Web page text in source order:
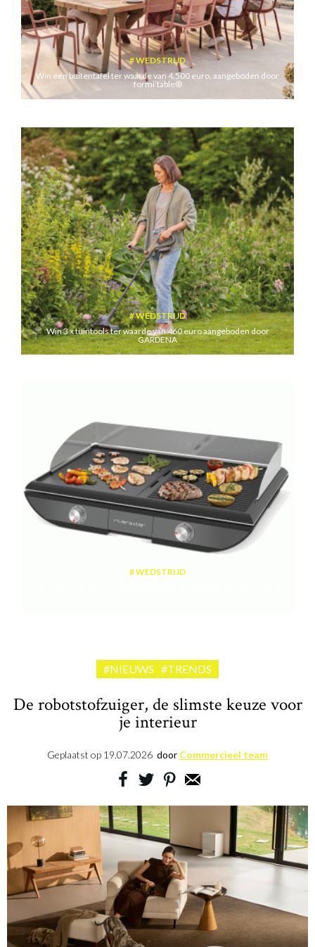
WEDSTRIJD
Win een buitentafel ter waarde van 4.500 euro, aangeboden door
formi’table®
WEDSTRIJD
Win 3 x tuintools ter waarde van 460 euro aangeboden door
GARDENA
WEDSTRIJD
#NIEUWS #TRENDS
De robotstofzuiger, de slimste keuze voor
je interieur
Geplaatst op 19.07.2026 door Commercieel team